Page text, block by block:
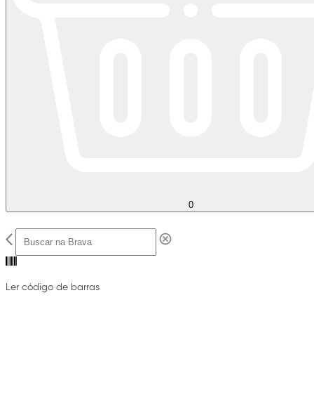
0
Ler código de barras